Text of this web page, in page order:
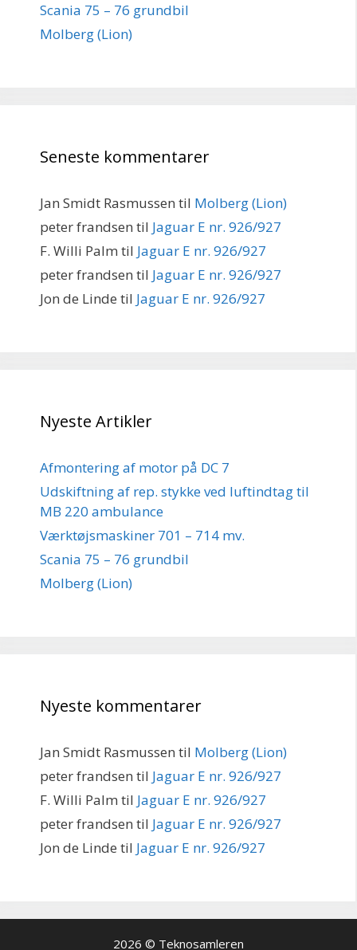
Scania 75 – 76 grundbil
Molberg (Lion)
Seneste kommentarer
Jan Smidt Rasmussen til Molberg (Lion)
peter frandsen til Jaguar E nr. 926/927
F. Willi Palm til Jaguar E nr. 926/927
peter frandsen til Jaguar E nr. 926/927
Jon de Linde til Jaguar E nr. 926/927
Nyeste Artikler
Afmontering af motor på DC 7
Udskiftning af rep. stykke ved luftindtag til
MB 220 ambulance
Værktøjsmaskiner 701 – 714 mv.
Scania 75 – 76 grundbil
Molberg (Lion)
Nyeste kommentarer
Jan Smidt Rasmussen til Molberg (Lion)
peter frandsen til Jaguar E nr. 926/927
F. Willi Palm til Jaguar E nr. 926/927
peter frandsen til Jaguar E nr. 926/927
Jon de Linde til Jaguar E nr. 926/927
2026 © Teknosamleren